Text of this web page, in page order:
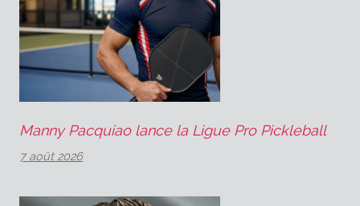
Manny Pacquiao lance la Ligue Pro Pickleball
7 août 2026